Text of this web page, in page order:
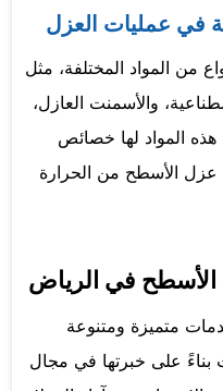
في عمليات العزل
من المواد المختلفة، مثل
والأسمنت العازل،
هذه المواد لها خصائص
عزل الأسطح من الحرارة
في الرياض
متميزة ومتنوعة
بناءً على خبرتها في مجال